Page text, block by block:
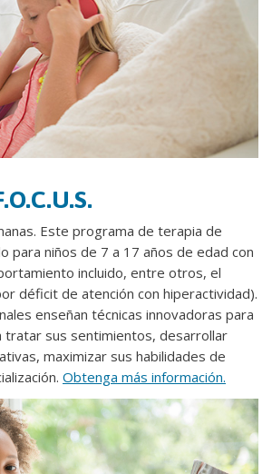
Este programa de terapia de
para niños de 7 a 17 años de edad con
incluido, entre otros, el
déficit de atención con hiperactividad).
enseñan técnicas innovadoras para
tratar sus sentimientos, desarrollar
maximizar sus habilidades de
Obtenga más información.